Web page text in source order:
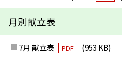
月別献立表
7月 献立表 PDF (953 KB)